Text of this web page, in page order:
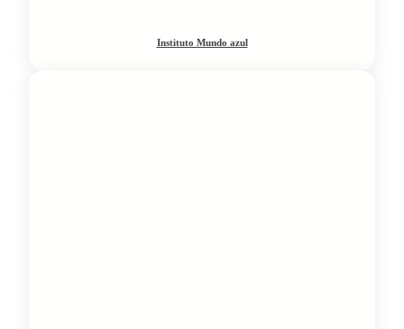
Instituto Mundo azul